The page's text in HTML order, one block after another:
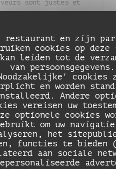
restaurant en zijn
cookies op
leiden tot de
van persoonsgegevens.
cookies
en worden
Andere
vereisen uw
optionele cookies
om uw
het
functies te
aan sociale
sont justes et
Chaque assiette
faire et d'un amour
à toute l'équipe
Nous
et je suis heureuse
endroit à
2 3